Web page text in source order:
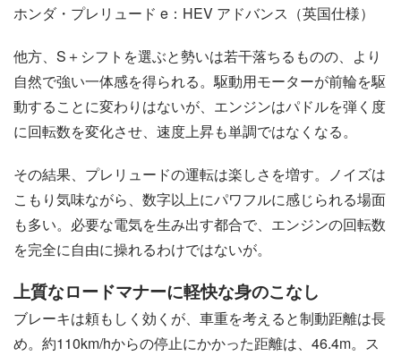
ホンダ・プレリュード e：HEV アドバンス（英国仕様）
他方、S＋シフトを選ぶと勢いは若干落ちるものの、より
自然で強い一体感を得られる。駆動用モーターが前輪を駆
動することに変わりはないが、エンジンはパドルを弾く度
に回転数を変化させ、速度上昇も単調ではなくなる。
その結果、プレリュードの運転は楽しさを増す。ノイズは
こもり気味ながら、数字以上にパワフルに感じられる場面
も多い。必要な電気を生み出す都合で、エンジンの回転数
を完全に自由に操れるわけではないが。
上質なロードマナーに軽快な身のこなし
ブレーキは頼もしく効くが、車重を考えると制動距離は長
め。約110km/hからの停止にかかった距離は、46.4m。ス